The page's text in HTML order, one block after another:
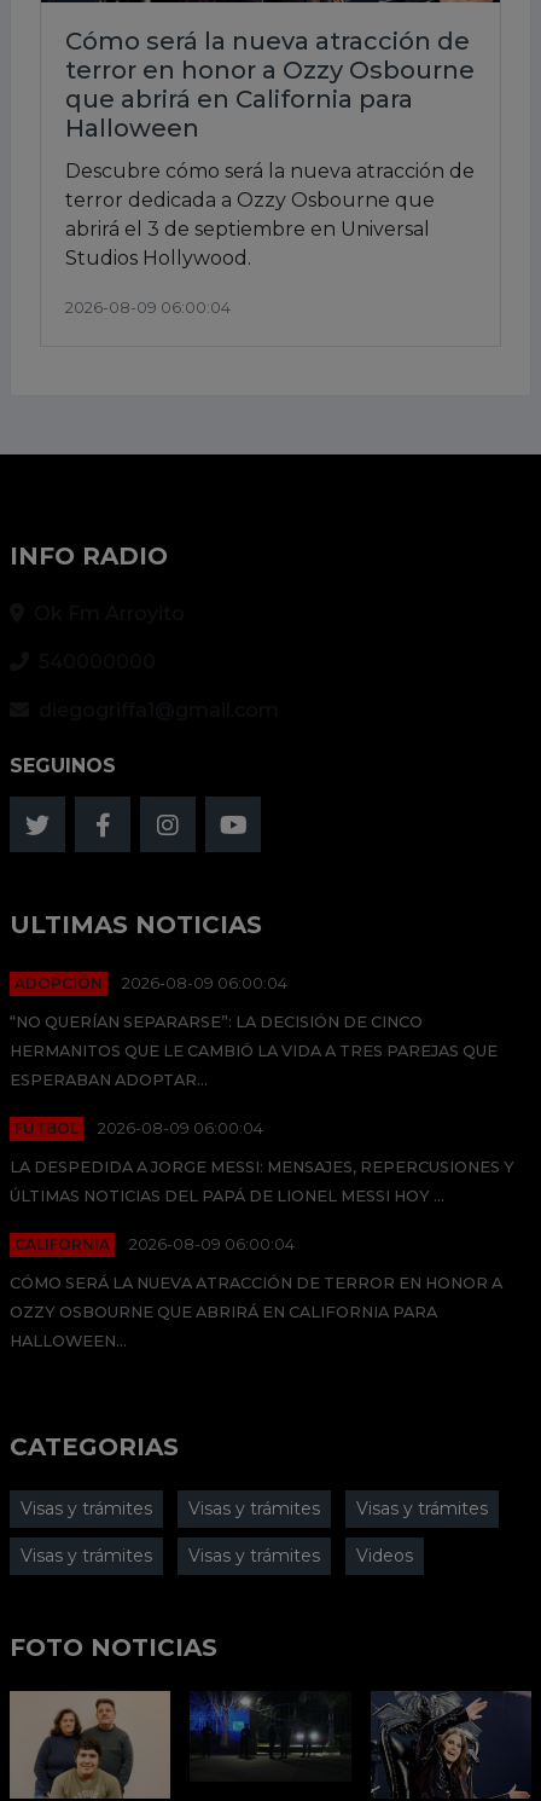
Cómo será la nueva atracción de
terror en honor a Ozzy Osbourne
que abrirá en California para
Halloween
Descubre cómo será la nueva atracción de
terror dedicada a Ozzy Osbourne que
abrirá el 3 de septiembre en Universal
Studios Hollywood.
2026-08-09 06:00:04
INFO RADIO
SEGUINOS
ULTIMAS NOTICIAS
ADOPCIÓN 2026-08-09 06:00:04
“NO QUERÍAN SEPARARSE”: LA DECISIÓN DE CINCO
HERMANITOS QUE LE CAMBIÓ LA VIDA A TRES PAREJAS QUE
ESPERABAN ADOPTAR...
FÚTBOL 2026-08-09 06:00:04
LA DESPEDIDA A JORGE MESSI: MENSAJES, REPERCUSIONES Y
ÚLTIMAS NOTICIAS DEL PAPÁ DE LIONEL MESSI HOY ...
CALIFORNIA 2026-08-09 06:00:04
CÓMO SERÁ LA NUEVA ATRACCIÓN DE TERROR EN HONOR A
OZZY OSBOURNE QUE ABRIRÁ EN CALIFORNIA PARA
HALLOWEEN...
CATEGORIAS
Visas y trámites Visas y trámites Visas y trámites
Visas y trámites Visas y trámites Videos
FOTO NOTICIAS